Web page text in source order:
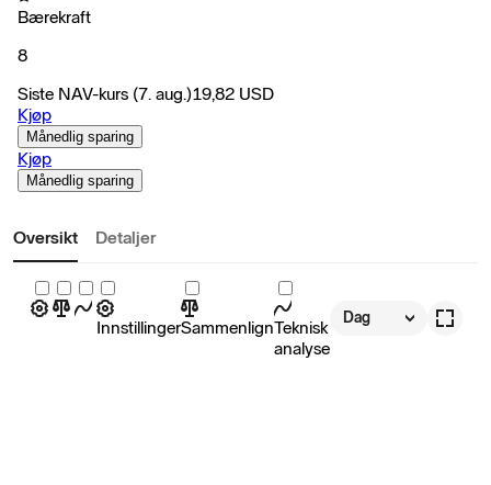
Bærekraft
8
Siste NAV-kurs (7. aug.)19,82 USD
Kjøp
Månedlig sparing
Kjøp
Månedlig sparing
Oversikt Detaljer
InnstillingerSammenlignTeknisk
analyse
Dag